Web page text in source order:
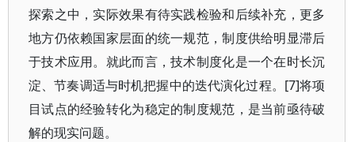
探索之中，实际效果有待实践检验和后续补充，更多
地方仍依赖国家层面的统一规范，制度供给明显滞后
于技术应用。就此而言，技术制度化是一个在时长沉
淀、节奏调适与时机把握中的迭代演化过程。[7]将项
目试点的经验转化为稳定的制度规范，是当前亟待破
解的现实问题。